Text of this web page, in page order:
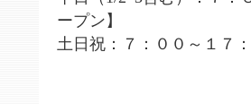
ープン】
土日祝：７：００～１７